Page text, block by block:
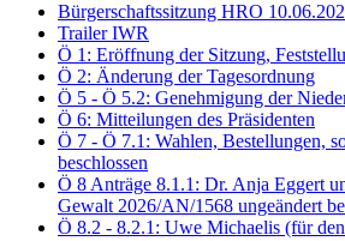
Bürgerschaftssitzung HRO
Trailer IWR
Ö 1: Eröffnung der Sitzung,
Ö 2: Änderung der Tagesordnung
Ö 5 - Ö 5.2: Genehmigung der
Ö 6: Mitteilungen des Präsidenten
Ö 7 - Ö 7.1: Wahlen, Bestellungen,
beschlossen
Ö 8 Anträge 8.1.1: Dr. Anja Eggert
Gewalt 2026/AN/1568 ungeändert
Ö 8.2 - 8.2.1: Uwe Michaelis (für